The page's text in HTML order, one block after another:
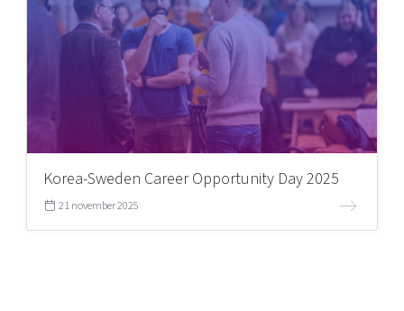
Korea-Sweden Career Opportunity Day 2025
21 november 2025